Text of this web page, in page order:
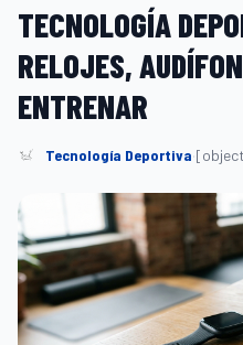
TECNOLOGÍA
RELOJES,
ENTRENAR
Tecnología Deportiva·